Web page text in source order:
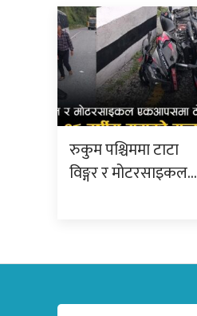
रुकुम पश्चिममा टाटा
विङ्गर र मोटरसाइकल…